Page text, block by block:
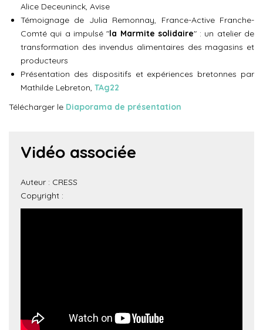
Alice Deceuninck, Avise
Témoignage de Julia Remonnay, France-Active Franche-
Comté qui a impulsé "la Marmite solidaire" : un atelier de
transformation des invendus alimentaires des magasins et
producteurs
Présentation des dispositifs et expériences bretonnes par
Mathilde Lebreton, TAg22
Télécharger le Diaporama de présentation
Vidéo associée
Auteur : CRESS
Copyright :